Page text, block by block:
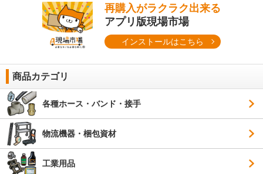
再購入がラクラク出来る
アプリ版現場市場
インストールはこちら
商品カテゴリ
各種ホース・バンド・接手
物流機器・梱包資材
工業用品